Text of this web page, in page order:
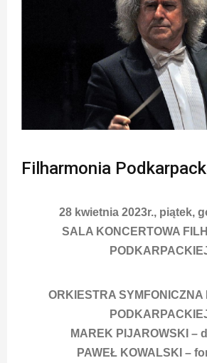
Filharmonia
28 kwietnia 2023r., piątek,
SALA KONCERTOWA
ORKIESTRA SYMFONICZNA
MAREK PIJAROWSKI –
PAWEŁ KOWALSKI –